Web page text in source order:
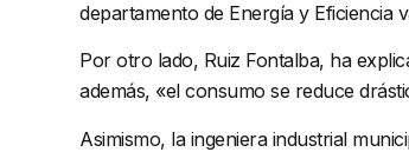
departamento de Energía y Eficiencia
Por otro lado, Ruiz Fontalba, ha
además, «el consumo se reduce
Asimismo, la ingeniera industrial